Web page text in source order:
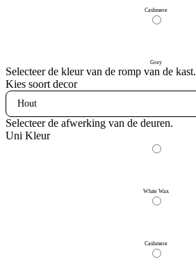
Cashmere
Grey
Selecteer de kleur van de romp van de kast.
Kies soort decor
Selecteer de afwerking van de deuren.
Uni Kleur
White Wax
Cashmere